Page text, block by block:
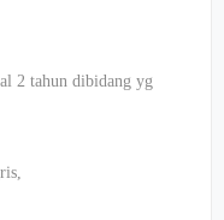
2 tahun dibidang yg